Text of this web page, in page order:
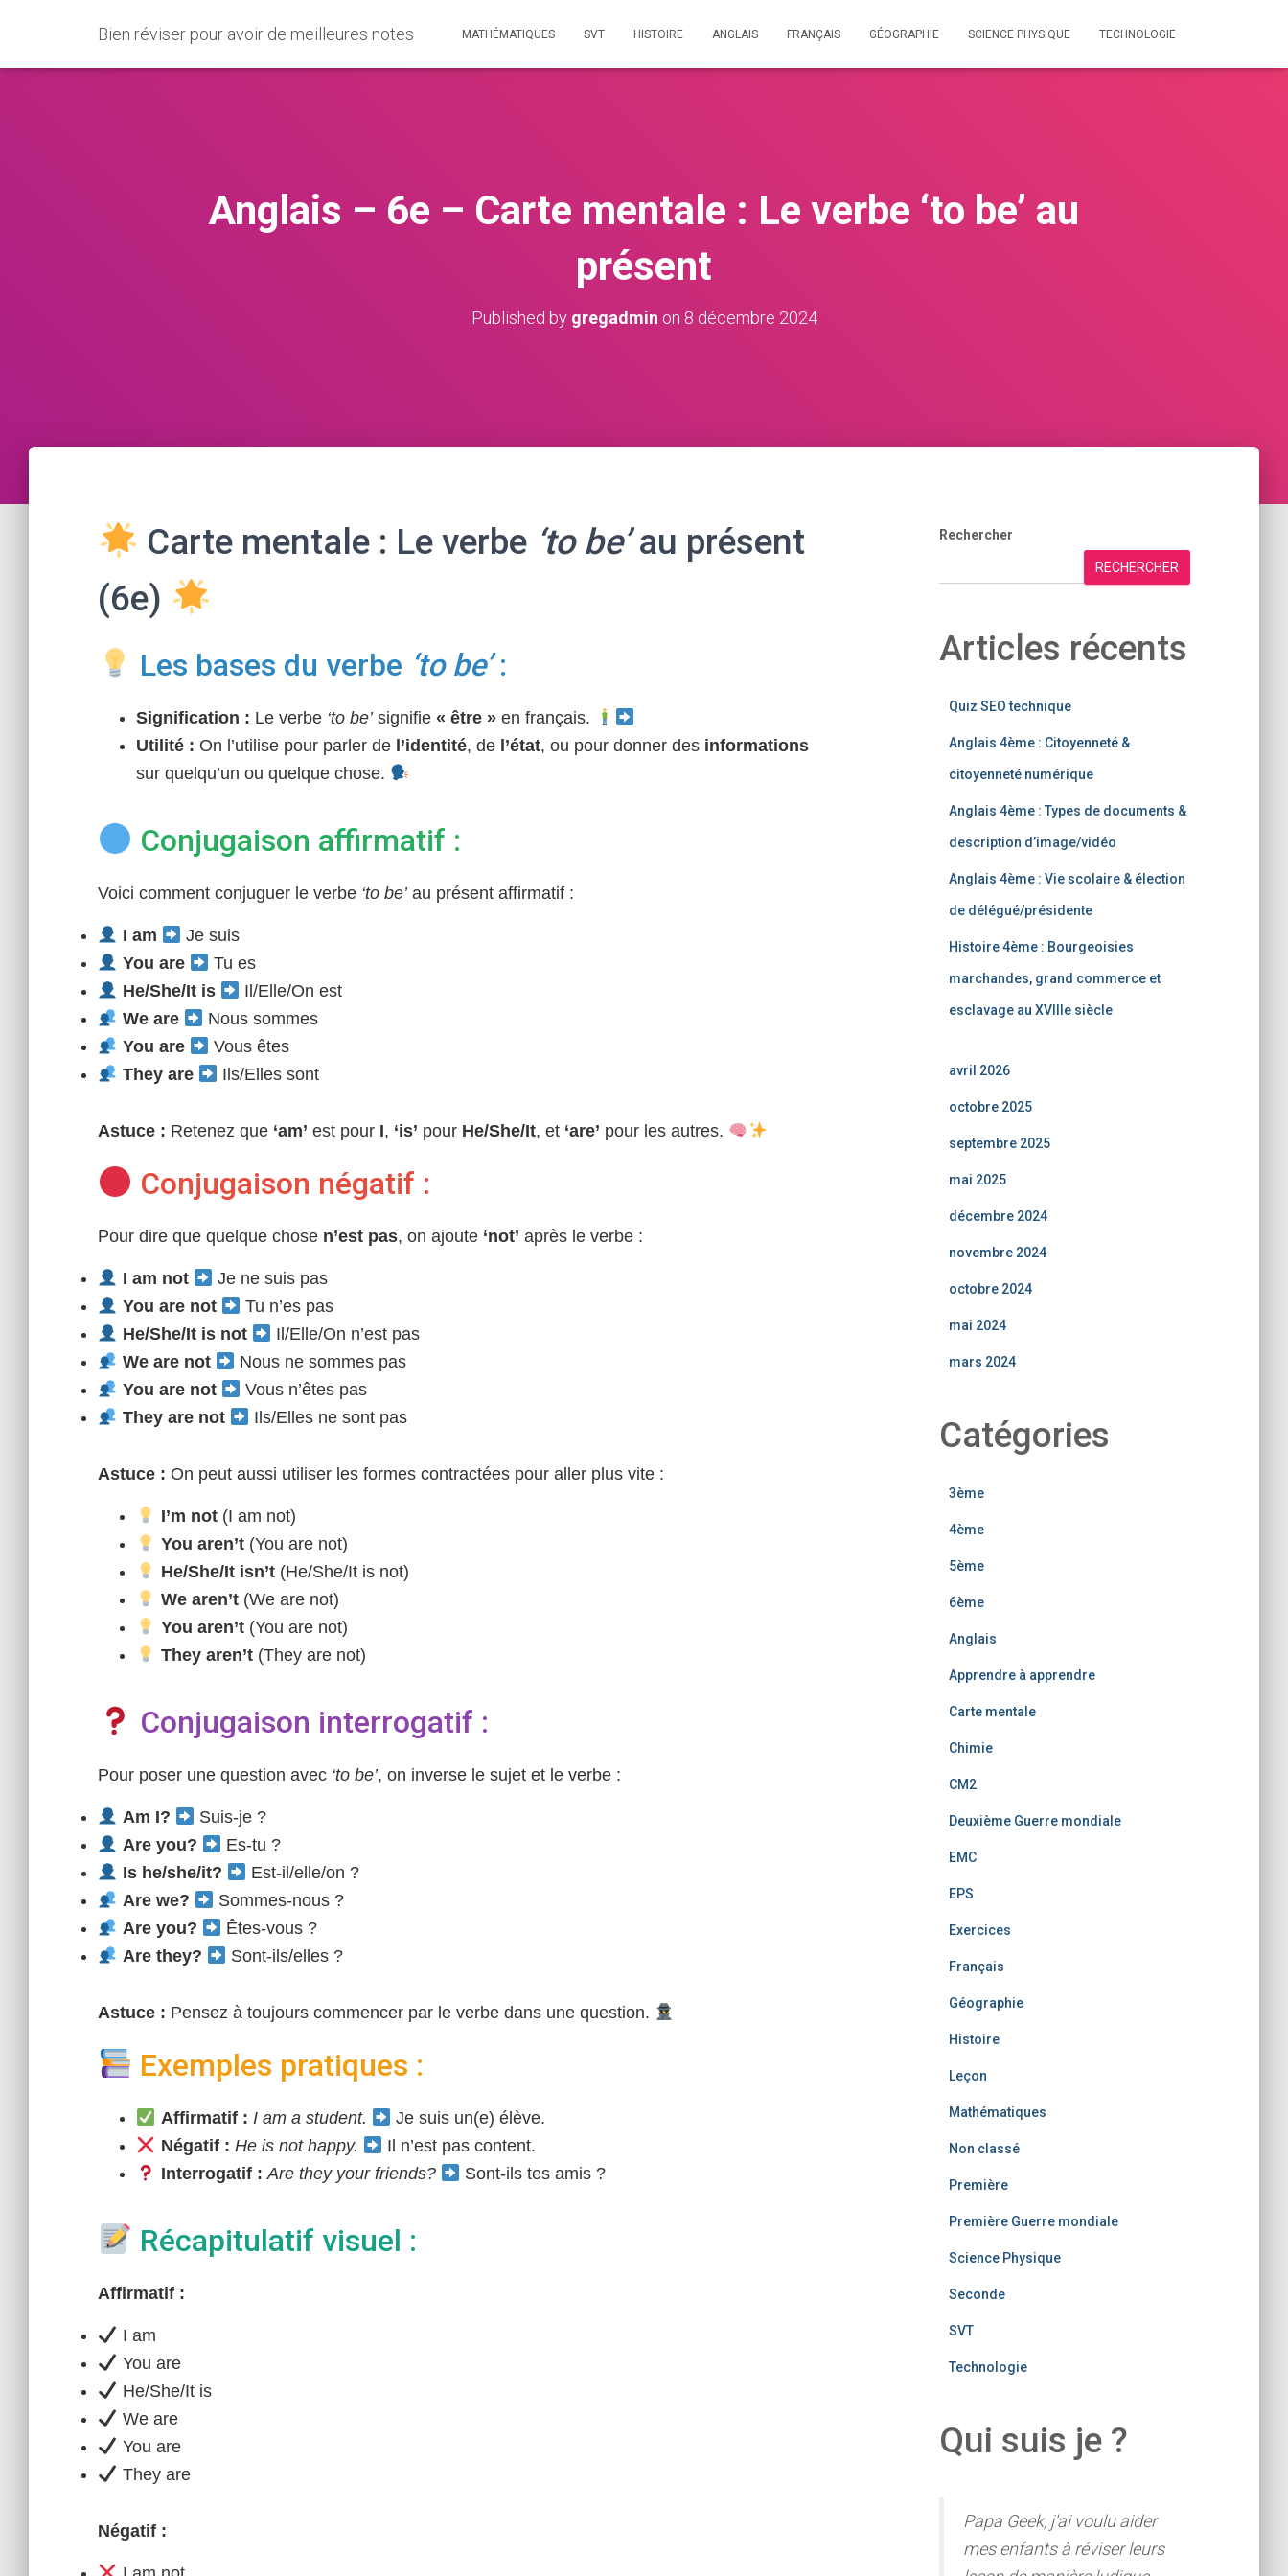
Bien réviser pour avoir de meilleures notes MATHÉMATIQUES SVT HISTOIRE ANGLAIS FRANÇAIS GÉOGRAPHIE SCIENCE PHYSIQUE TECHNOLOGIE
Anglais – 6e – Carte mentale : Le verbe ‘to be’ au
présent
Published by gregadmin on 8 décembre 2024
Carte mentale : Le verbe ‘to be’au présent
(6e)
Les bases du verbe ‘to be’:
Signification : Le verbe ‘to be’signifie « être » en français.
Utilité : On l’utilise pour parler de l’identité, de l’état, ou pour donner des informations
sur quelqu’un ou quelque chose.
Conjugaison affirmatif :
Voici comment conjuguer le verbe ‘to be’au présent affirmatif :
I am
Je suis
You are
Tu es
He/She/It is
Il/Elle/On est
We are
Nous sommes
You are
Vous êtes
They are
Ils/Elles sont
Astuce : Retenez que ‘am’ est pour I, ‘is’ pour He/She/It, et ‘are’ pour les autres.
Conjugaison négatif :
Pour dire que quelque chose n’est pas, on ajoute ‘not’ après le verbe :
I am not
Je ne suis pas
You are not
Tu n’es pas
He/She/It is not
Il/Elle/On n’est pas
We are not
Nous ne sommes pas
You are not
Vous n’êtes pas
They are not
Ils/Elles ne sont pas
Astuce : On peut aussi utiliser les formes contractées pour aller plus vite :
I’m not(I am not)
You aren’t(You are not)
He/She/It isn’t(He/She/It is not)
We aren’t(We are not)
You aren’t(You are not)
They aren’t(They are not)
Conjugaison interrogatif :
Pour poser une question avec ‘to be’, on inverse le sujet et le verbe :
Am I?
Suis-je ?
Are you?
Es-tu ?
Is he/she/it?
Est-il/elle/on ?
Are we?
Sommes-nous ?
Are you?
Êtes-vous ?
Are they?
Sont-ils/elles ?
Astuce : Pensez à toujours commencer par le verbe dans une question.
Exemples pratiques :
Affirmatif : I am a student.
Je suis un(e) élève.
Négatif : He is not happy.
Il n’est pas content.
Interrogatif : Are they your friends? Sont-ils tes amis ?
Récapitulatif visuel :
Affirmatif :
I am
You are
He/She/It is
We are
You are
They are
Négatif :
Rechercher
RECHERCHER
Articles récents
Quiz SEO technique
Anglais 4ème : Citoyenneté &
citoyenneté numérique
Anglais 4ème : Types de documents &
description d’image/vidéo
Anglais 4ème : Vie scolaire & élection
de délégué/présidente
Histoire 4ème : Bourgeoisies
marchandes, grand commerce et
esclavage au XVIIIe siècle
avril 2026
octobre 2025
septembre 2025
mai 2025
décembre 2024
novembre 2024
octobre 2024
mai 2024
mars 2024
Catégories
3ème
4ème
5ème
6ème
Anglais
Apprendre à apprendre
Carte mentale
Chimie
CM2
Deuxième Guerre mondiale
EMC
EPS
Exercices
Français
Géographie
Histoire
Leçon
Mathématiques
Non classé
Première
Première Guerre mondiale
Science Physique
Seconde
SVT
Technologie
Qui suis je ?
Papa Geek, j'ai voulu aider
mes enfants à réviser leurs